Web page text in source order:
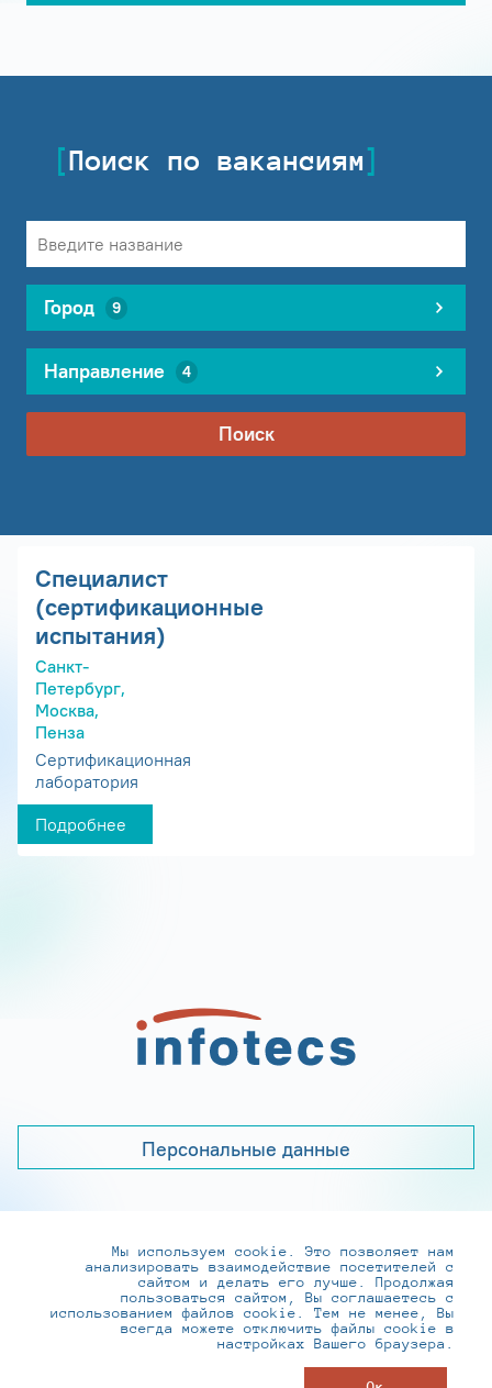
Поиск по вакансиям
Город 9
Направление 4
Поиск
Специалист
(сертификационные
испытания)
Санкт-
Петербург,
Москва,
Пенза
Сертификационная
лаборатория
Подробнее
Персональные данные
+7 (495) 737-6192, 8-800-250-0-260
practice@infotecs.ru,hr@infotecs.ru
127273, г. Москва, Отрадная ул., 2Б строение 1
Мы используем cookie. Это позволяет нам
анализировать взаимодействие посетителей с
сайтом и делать его лучше. Продолжая
пользоваться сайтом, Вы соглашаетесь с
использованием файлов cookie. Тем не менее, Вы
всегда можете отключить файлы cookie в
настройках Вашего браузера.